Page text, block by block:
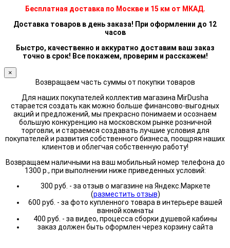
Бесплатная доставка по Москве и 15 км от МКАД.
Доставка товаров в день заказа! При оформлении до 12
часов
Быстро, качественно и аккуратно доставим ваш заказ
точно в срок! Все покажем, проверим и расскажем!
×
Возвращаем часть суммы от покупки товаров
Для наших покупателей коллектив магазина MirDusha
старается создать как можно больше финансово-выгодных
акций и предложений, мы прекрасно понимаем и осознаем
большую конкуренцию на московском рынке розничной
торговли, и стараемся создавать лучшие условия для
покупателей и развития собственного бизнеса, поощряя наших
клиентов и облегчая собственную работу!
Возвращаем наличными на ваш мобильный номер телефона до
1300 р., при выполнении ниже приведенных условий:
300 руб. - за отзыв о магазине на Яндекс.Маркете
(разместить отзыв)
600 руб. - за фото купленного товара в интерьере вашей
ванной комнаты
400 руб. - за видео, процесса сборки душевой кабины
заказ должен быть оформлен через корзину сайта